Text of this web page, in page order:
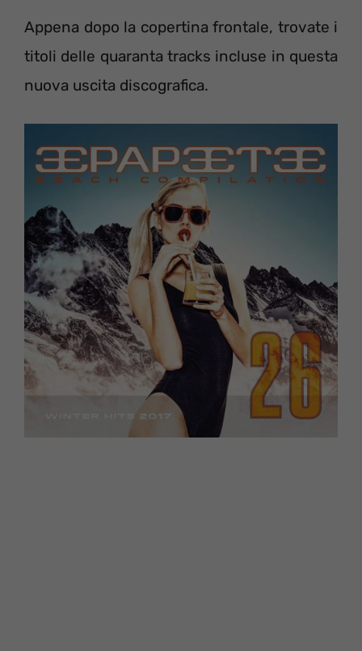
Appena dopo la copertina frontale, trovate i
titoli delle quaranta tracks incluse in questa
nuova uscita discografica.